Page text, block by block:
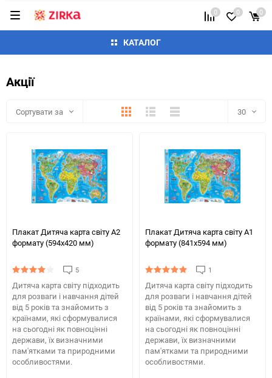
КАТАЛОГ
0 0 0
Акції
Сортувати за ПлиткаДетальноСписок 30
60
90
Плакат Дитяча карта світу А2
формату (594х420 мм)
5
Дитяча карта світу підходить
для розваги і навчання дітей
від 5 років та знайомить з
країнами, які сформувалися
на сьогодні як повноцінні
держави, їх визначними
пам'ятками та природними
особливостями.
Плакат Дитяча карта світу А1
формату (841х594 мм)
1
Дитяча карта світу підходить
для розваги і навчання дітей
від 5 років та знайомить з
країнами, які сформувалися
на сьогодні як повноцінні
держави, їх визначними
пам'ятками та природними
особливостями.